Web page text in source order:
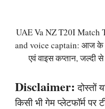
UAE Va NZ T20I Match
and voice captain: आज के
एवं वाइस कप्तान, जल्दी
Disclaimer: दोस्तों
किसी भी गेम प्लेटफॉर्म पर